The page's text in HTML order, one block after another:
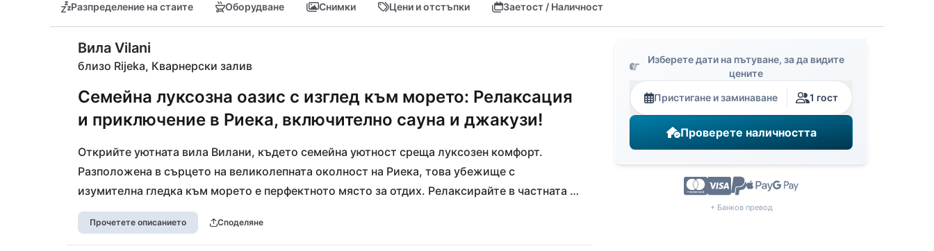
Разпределение на стаите Оборудване Снимки Цени и отстъпки Заетост / Наличност
Вила Vilani
близо Rijeka, Кварнерски залив
Семейна луксозна оазис с изглед към морето: Релаксация
и приключение в Риека, включително сауна и джакузи!
Открийте уютната вила Вилани, където семейна уютност среща луксозен комфорт.
Разположена в сърцето на великолепната околност на Риека, това убежище с
изумителна гледка към морето е перфектното място за отдих. Релаксирайте в частната
вътрешна сауна или се насладете на моменти на релаксация в джакузито - тук ще
откриете истинско забавление. Близките плажове Кострена и Карово ви канят да се
Прочетете описанието Споделяне
Изберете дати на пътуване, за да видите
цените
Пристигане и заминаване 1 гост
Проверете наличността
+ Банков превод